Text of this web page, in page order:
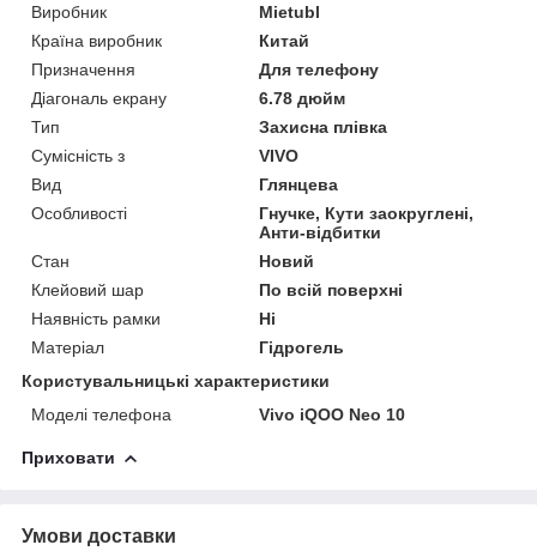
Виробник
Mietubl
Країна виробник
Китай
Призначення
Для телефону
Діагональ екрану
6.78 дюйм
Тип
Захисна плівка
Сумісність з
VIVO
Вид
Глянцева
Особливості
Гнучке, Кути заокруглені,
Анти-відбитки
Стан
Новий
Клейовий шар
По всій поверхні
Наявність рамки
Ні
Матеріал
Гідрогель
Користувальницькі характеристики
Моделі телефона
Vivo iQOO Neo 10
Приховати
Умови доставки